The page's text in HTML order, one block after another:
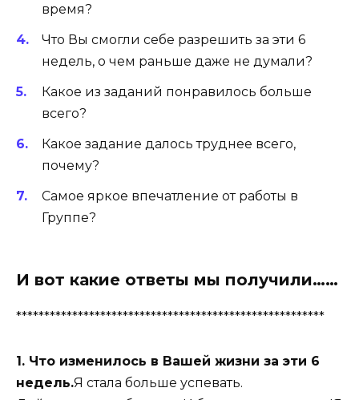
время?
Что Вы смогли себе разрешить за эти 6
недель, о чем раньше даже не думали?
Какое из заданий понравилось больше
всего?
Какое задание далось труднее всего,
почему?
Самое яркое впечатление от работы в
Группе?
И вот какие ответы мы получили……
*******************************************************
1. Что изменилось в Вашей жизни за эти 6
недель.Я стала больше успевать.